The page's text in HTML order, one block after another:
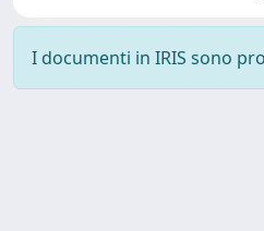
I documenti in IRIS sono